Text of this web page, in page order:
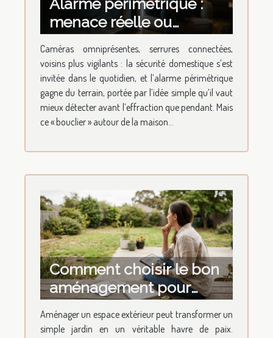
menace réelle ou
sentiment d'intrusion ?
Caméras omniprésentes, serrures connectées,
voisins plus vigilants : la sécurité domestique s’est
invitée dans le quotidien, et l’alarme périmétrique
gagne du terrain, portée par l’idée simple qu’il vaut
mieux détecter avant l’effraction que pendant. Mais
ce « bouclier » autour de la maison...
Comment choisir le bon
aménagement pour
votre espace extérieur ?
Aménager un espace extérieur peut transformer un
simple jardin en un véritable havre de paix.